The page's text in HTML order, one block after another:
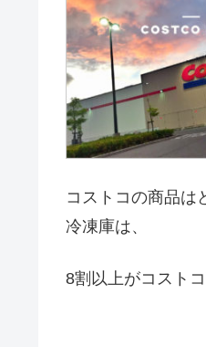
コストコの商品は
冷凍庫は、
8割以上がコスト